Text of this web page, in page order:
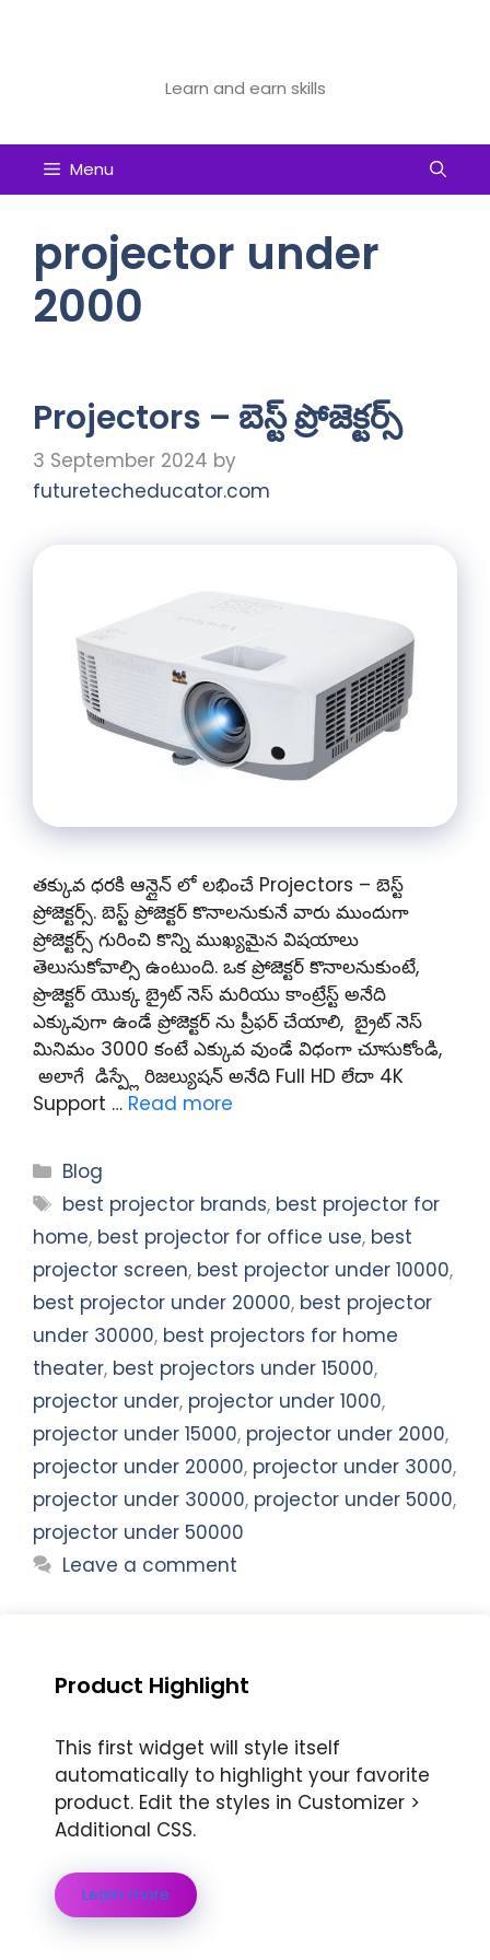
Learn and earn skills
Menu
projector under
2000
Projectors – బెస్ట్ ప్రోజెక్టర్స్
3 September 2024 by
futuretecheducator.com
తక్కువ ధరకి ఆన్లైన్ లో లభించే Projectors – బెస్ట్
ప్రోజెక్టర్స్. బెస్ట్ ప్రోజెక్టర్ కొనాలనుకునే వారు ముందుగా
ప్రోజెక్టర్స్ గురించి కొన్ని ముఖ్యమైన విషయాలు
తెలుసుకోవాల్సి ఉంటుంది. ఒక ప్రోజెక్టర్ కొనాలనుకుంటే,
ప్రొజెక్టర్ యొక్క బ్రైట్ నెస్ మరియు కాంట్రేస్ట్ అనేది
ఎక్కువుగా ఉండే ప్రోజెక్టర్ ను ప్రీఫర్ చేయాలి, బ్రైట్ నెస్
మినిమం 3000 కంటే ఎక్కువ వుండే విధంగా చూసుకోండి,
అలాగే డిస్ప్లే రిజల్యుషన్ అనేది Full HD లేదా 4K
Support … Read more
Categories
Blog
Tags
best projector brands, best projector for
home, best projector for office use, best
projector screen, best projector under 10000,
best projector under 20000, best projector
under 30000, best projectors for home
theater, best projectors under 15000,
projector under, projector under 1000,
projector under 15000, projector under 2000,
projector under 20000, projector under 3000,
projector under 30000, projector under 5000,
projector under 50000
Leave a comment
Product Highlight
This first widget will style itself
automatically to highlight your favorite
product. Edit the styles in Customizer >
Additional CSS.
Learn more